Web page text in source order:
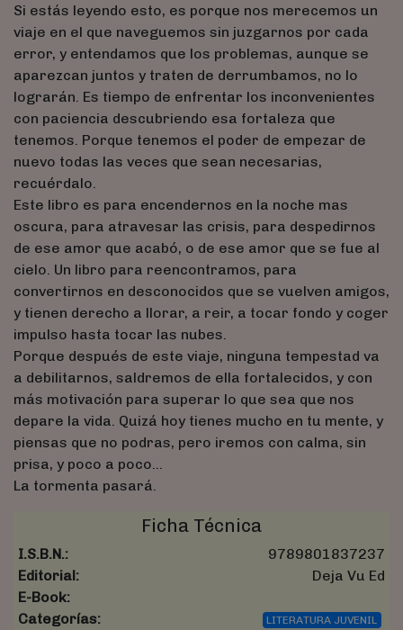
Si estás leyendo esto, es porque nos merecemos un
viaje en el que naveguemos sin juzgarnos por cada
error, y entendamos que los problemas, aunque se
aparezcan juntos y traten de derrumbamos, no lo
lograrán. Es tiempo de enfrentar los inconvenientes
con paciencia descubriendo esa fortaleza que
tenemos. Porque tenemos el poder de empezar de
nuevo todas las veces que sean necesarias,
recuérdalo.
Este libro es para encendernos en la noche mas
oscura, para atravesar las crisis, para despedirnos
de ese amor que acabó, o de ese amor que se fue al
cielo. Un libro para reencontramos, para
convertirnos en desconocidos que se vuelven amigos,
y tienen derecho a llorar, a reir, a tocar fondo y coger
impulso hasta tocar las nubes.
Porque después de este viaje, ninguna tempestad va
a debilitarnos, saldremos de ella fortalecidos, y con
más motivación para superar lo que sea que nos
depare la vida. Quizá hoy tienes mucho en tu mente, y
piensas que no podras, pero iremos con calma, sin
prisa, y poco a poco...
La tormenta pasará.
Ficha Técnica
I.S.B.N.:
9789801837237
Editorial:
Deja Vu Ed
E-Book:
Categorías:
LITERATURA JUVENIL